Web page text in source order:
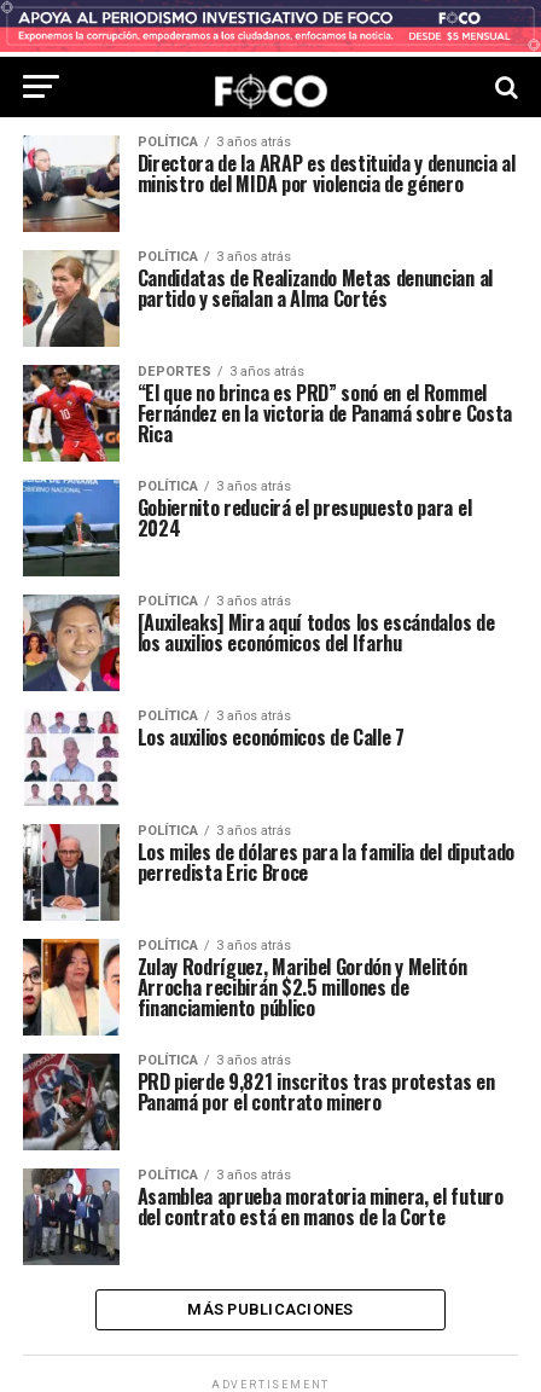
POLÍTICA 3 años atrás
Directora de la ARAP es destituida y denuncia al
ministro del MIDA por violencia de género
POLÍTICA 3 años atrás
Candidatas de Realizando Metas denuncian al
partido y señalan a Alma Cortés
DEPORTES 3 años atrás
“El que no brinca es PRD” sonó en el Rommel
Fernández en la victoria de Panamá sobre Costa
Rica
POLÍTICA 3 años atrás
Gobiernito reducirá el presupuesto para el
2024
POLÍTICA 3 años atrás
[Auxileaks] Mira aquí todos los escándalos de
los auxilios económicos del Ifarhu
POLÍTICA 3 años atrás
Los auxilios económicos de Calle 7
POLÍTICA 3 años atrás
Los miles de dólares para la familia del diputado
perredista Eric Broce
POLÍTICA 3 años atrás
Zulay Rodríguez, Maribel Gordón y Melitón
Arrocha recibirán $2.5 millones de
financiamiento público
POLÍTICA 3 años atrás
PRD pierde 9,821 inscritos tras protestas en
Panamá por el contrato minero
POLÍTICA 3 años atrás
Asamblea aprueba moratoria minera, el futuro
del contrato está en manos de la Corte
MÁS PUBLICACIONES
ADVERTISEMENT